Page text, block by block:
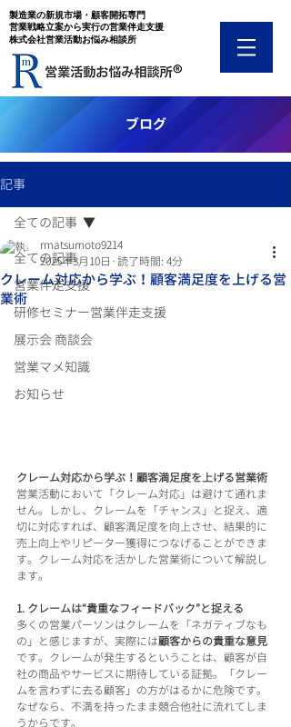
​製造業の新規市場・顧客開拓専門
​営業戦略立案から実行の営業伴走支援
​株式会社営業活動お悩み相談所
​ブログ
記事
全ての記事
営業伴走支援
研修セミナー営業伴走支援
展示会 商談会
営業マメ知識
お知らせ
全ての記事
クレーム対応から学ぶ！顧客満足度を上げる営
業術
rmatsumoto9214
2025年3月10日 読了時間: 4分
クレーム対応から学ぶ！顧客満足度を上げる営業術
営業活動において「クレーム対応」は避けて通れま
せん。しかし、クレームを「チャンス」と捉え、適
切に対応すれば、顧客満足度を向上させ、結果的に
売上向上やリピーター獲得につなげることができま
す。クレーム対応を活かした営業術について解説し
ます。
1. クレームは“貴重なフィードバック”と捉える
多くの営業パーソンはクレームを「ネガティブなも
の」と感じますが、実際には顧客からの貴重な意見
です。クレームが発生するということは、顧客が自
社の商品やサービスに期待している証拠。「クレー
ムを言わずに去る顧客」の方がはるかに危険です。
なぜなら、不満を持ったまま競合他社に流れてしま
うからです。